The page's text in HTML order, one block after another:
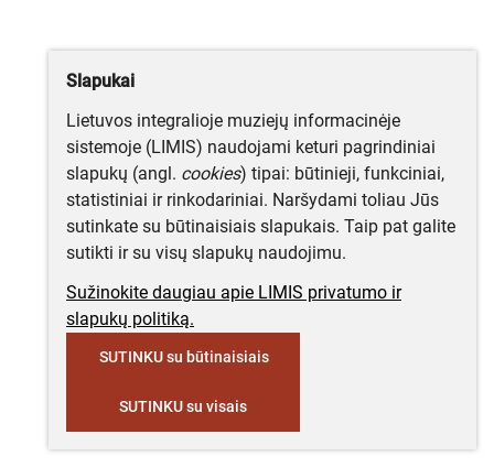
Slapukai
Lietuvos integralioje muziejų informacinėje
sistemoje (LIMIS) naudojami keturi pagrindiniai
slapukų (angl. cookies) tipai: būtinieji, funkciniai,
statistiniai ir rinkodariniai. Naršydami toliau Jūs
sutinkate su būtinaisiais slapukais. Taip pat galite
sutikti ir su visų slapukų naudojimu.
Sužinokite daugiau apie LIMIS privatumo ir
slapukų politiką.
SUTINKU su būtinaisiais
SUTINKU su visais